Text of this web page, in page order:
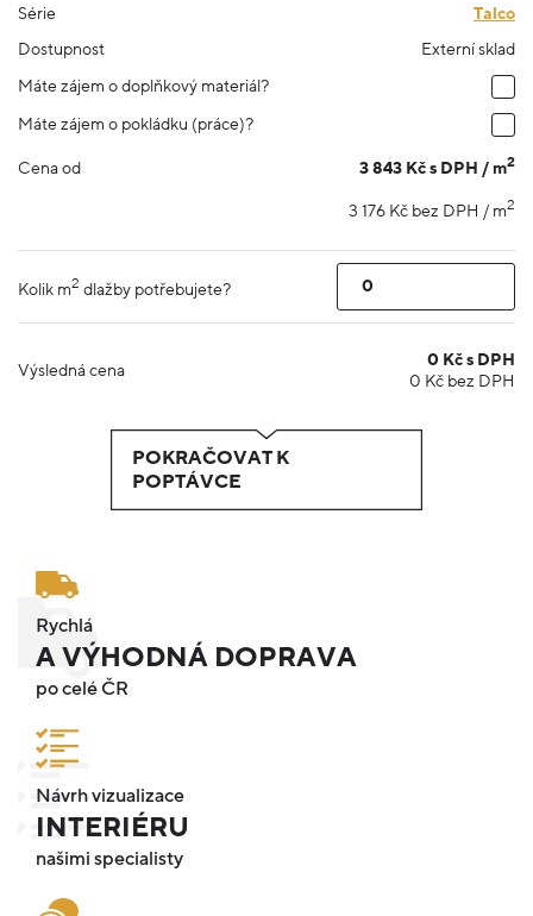
Série
Talco
Dostupnost
Externí sklad
Máte zájem o doplňkový materiál?
Máte zájem o pokládku (práce)?
Cena od
3 843 Kč s DPH / m2
3 176 Kč bez DPH / m2
Kolik m2 dlažby potřebujete?
Výsledná cena 0 Kč s DPH
0 Kč bez DPH
POKRAČOVAT K
POPTÁVCE
Rychlá
A VÝHODNÁ DOPRAVA
po celé ČR
Návrh vizualizace
INTERIÉRU
našimi specialisty